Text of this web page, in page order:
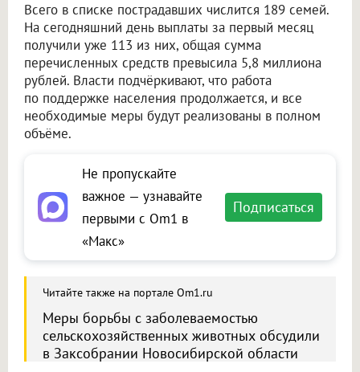
Всего в списке пострадавших числится 189 семей.
На сегодняшний день выплаты за первый месяц
получили уже 113 из них, общая сумма
перечисленных средств превысила 5,8 миллиона
рублей. Власти подчёркивают, что работа
по поддержке населения продолжается, и все
необходимые меры будут реализованы в полном
объёме.
Не пропускайте
важное — узнавайте
первыми с Om1 в
«Макс»
Подписаться
Читайте также на портале Om1.ru
Меры борьбы с заболеваемостью
сельскохозяйственных животных обсудили
в Заксобрании Новосибирской области